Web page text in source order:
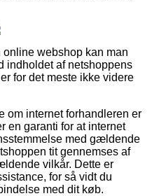
online webshop kan man
indholdet af netshoppens
for det meste ikke videre
om internet forhandleren er
en garanti for at internet
med gældende
tit gennemses af
vilkår. Dette er
for så vidt du
med dit køb.